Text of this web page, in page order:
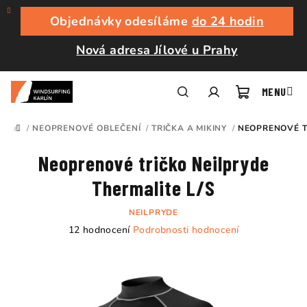
Přejít
obsah
Objednávky odesíláme do 24 hodin
Nová adresa Jílové u Prahy
košík
DOMŮ
/ NEOPRENOVÉ OBLEČENÍ / TRIČKA A MIKINY / NEOPRENOVÉ
Neoprenové tričko Neilpryde
Thermalite L/S
NEILPRYDE
Průměrné
12 hodnocení Podrobnosti hodnocení